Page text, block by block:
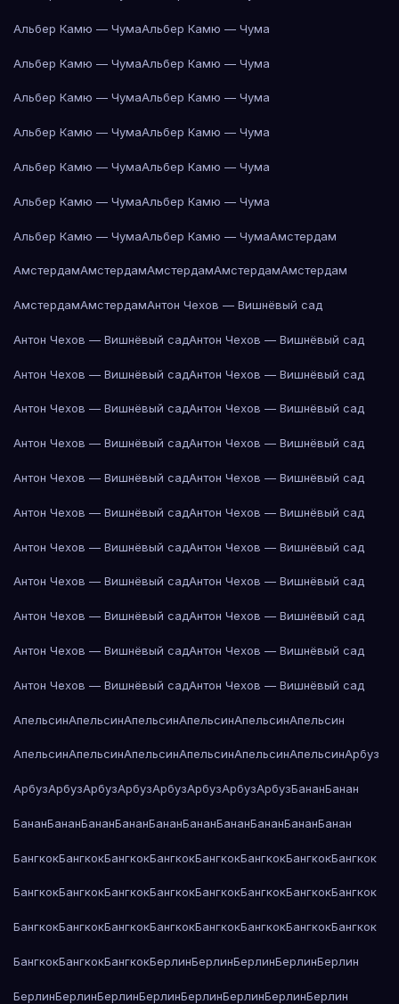
Альбер Камю — ЧумаАльбер Камю — Чума
Альбер Камю — ЧумаАльбер Камю — Чума
Альбер Камю — ЧумаАльбер Камю — Чума
Альбер Камю — ЧумаАльбер Камю — Чума
Альбер Камю — ЧумаАльбер Камю — Чума
Альбер Камю — ЧумаАльбер Камю — Чума
Альбер Камю — ЧумаАльбер Камю — ЧумаАмстердам
АмстердамАмстердамАмстердамАмстердамАмстердам
АмстердамАмстердамАнтон Чехов — Вишнёвый сад
Антон Чехов — Вишнёвый садАнтон Чехов — Вишнёвый сад
Антон Чехов — Вишнёвый садАнтон Чехов — Вишнёвый сад
Антон Чехов — Вишнёвый садАнтон Чехов — Вишнёвый сад
Антон Чехов — Вишнёвый садАнтон Чехов — Вишнёвый сад
Антон Чехов — Вишнёвый садАнтон Чехов — Вишнёвый сад
Антон Чехов — Вишнёвый садАнтон Чехов — Вишнёвый сад
Антон Чехов — Вишнёвый садАнтон Чехов — Вишнёвый сад
Антон Чехов — Вишнёвый садАнтон Чехов — Вишнёвый сад
Антон Чехов — Вишнёвый садАнтон Чехов — Вишнёвый сад
Антон Чехов — Вишнёвый садАнтон Чехов — Вишнёвый сад
Антон Чехов — Вишнёвый садАнтон Чехов — Вишнёвый сад
АпельсинАпельсинАпельсинАпельсинАпельсинАпельсин
АпельсинАпельсинАпельсинАпельсинАпельсинАпельсинАрбуз
АрбузАрбузАрбузАрбузАрбузАрбузАрбузАрбузБананБанан
БананБананБананБананБананБананБананБананБананБанан
БангкокБангкокБангкокБангкокБангкокБангкокБангкокБангкок
БангкокБангкокБангкокБангкокБангкокБангкокБангкокБангкок
БангкокБангкокБангкокБангкокБангкокБангкокБангкокБангкок
БангкокБангкокБангкокБерлинБерлинБерлинБерлинБерлин
БерлинБерлинБерлинБерлинБерлинБерлинБерлинБерлин